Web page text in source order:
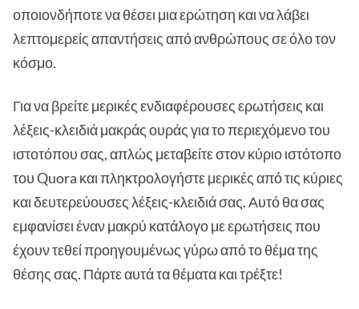
οποιονδήποτε να θέσει μια ερώτηση και να λάβει
λεπτομερείς απαντήσεις από ανθρώπους σε όλο τον
κόσμο.
Για να βρείτε μερικές ενδιαφέρουσες ερωτήσεις και
λέξεις-κλειδιά μακράς ουράς για το περιεχόμενο του
ιστοτόπου σας, απλώς μεταβείτε στον κύριο ιστότοπο
του Quora και πληκτρολογήστε μερικές από τις κύριες
και δευτερεύουσες λέξεις-κλειδιά σας. Αυτό θα σας
εμφανίσει έναν μακρύ κατάλογο με ερωτήσεις που
έχουν τεθεί προηγουμένως γύρω από το θέμα της
θέσης σας. Πάρτε αυτά τα θέματα και τρέξτε!